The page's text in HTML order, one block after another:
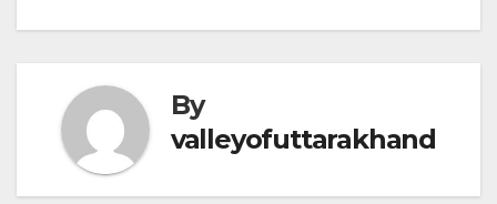
By
valleyofuttarakhand